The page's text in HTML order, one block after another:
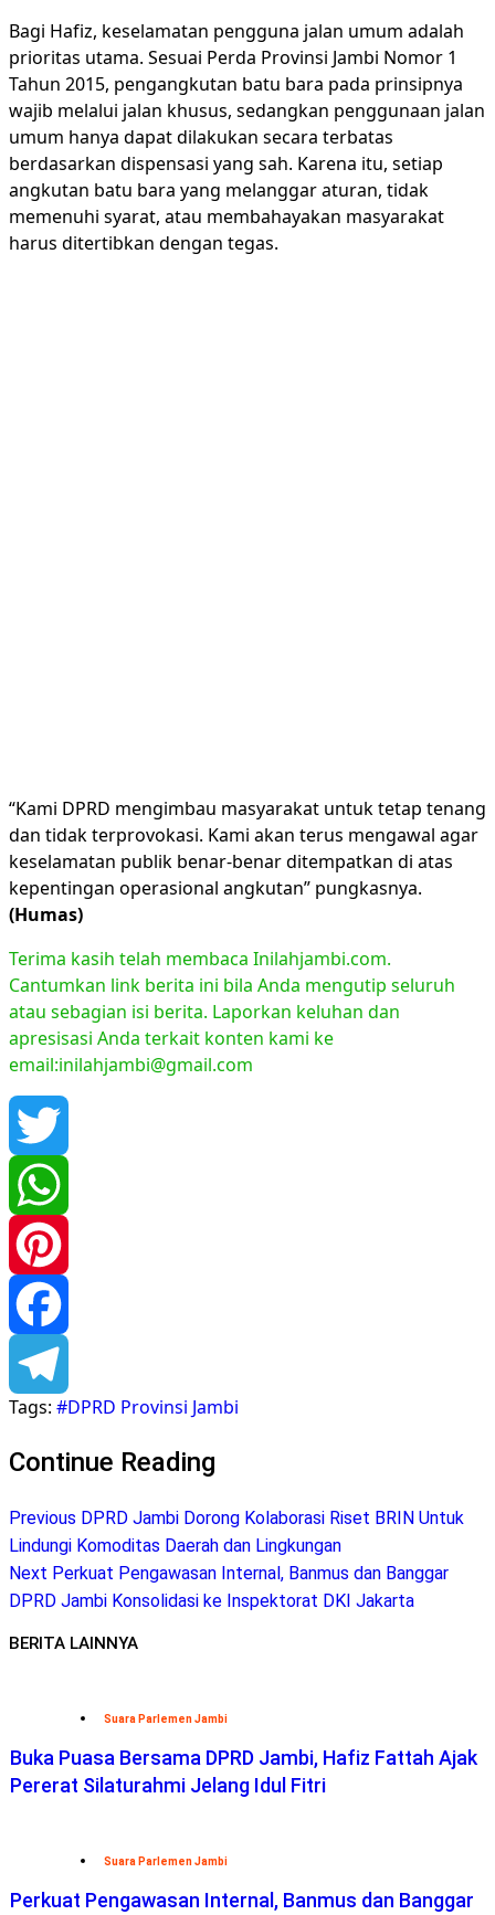
‎Bagi Hafiz, keselamatan pengguna jalan umum adalah
prioritas utama. Sesuai Perda Provinsi Jambi Nomor 1
Tahun 2015, pengangkutan batu bara pada prinsipnya
wajib melalui jalan khusus, sedangkan penggunaan jalan
umum hanya dapat dilakukan secara terbatas
berdasarkan dispensasi yang sah. Karena itu, setiap
angkutan batu bara yang melanggar aturan, tidak
memenuhi syarat, atau membahayakan masyarakat
harus ditertibkan dengan tegas.
‎“Kami DPRD mengimbau masyarakat untuk tetap tenang
dan tidak terprovokasi. Kami akan terus mengawal agar
keselamatan publik benar-benar ditempatkan di atas
kepentingan operasional angkutan” pungkasnya.
(Humas)
Terima kasih telah membaca Inilahjambi.com.
Cantumkan link berita ini bila Anda mengutip seluruh
atau sebagian isi berita. Laporkan keluhan dan
apresisasi Anda terkait konten kami ke
email:inilahjambi@gmail.com
Twitter
WhatsApp
Pinterest
Facebook
Telegram
Tags: #DPRD Provinsi Jambi
Continue Reading
Previous DPRD Jambi Dorong Kolaborasi Riset BRIN Untuk
Lindungi Komoditas Daerah dan Lingkungan
Next Perkuat Pengawasan Internal, Banmus dan Banggar
DPRD Jambi Konsolidasi ke Inspektorat DKI Jakarta
BERITA LAINNYA
Suara Parlemen Jambi
Buka Puasa Bersama DPRD Jambi, Hafiz Fattah Ajak
Pererat Silaturahmi Jelang Idul Fitri
Suara Parlemen Jambi
Perkuat Pengawasan Internal, Banmus dan Banggar